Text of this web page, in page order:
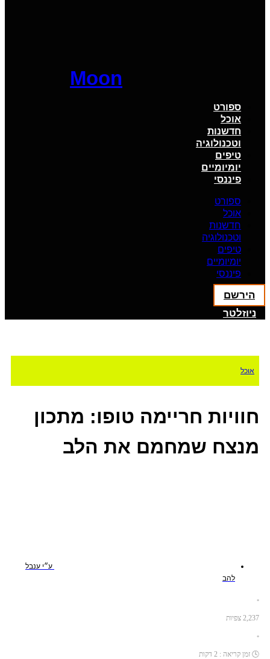
Moon
ספורט
אוכל
חדשנות
וטכנולוגיה
טיפים
יומיומיים
פיננסי
ספורט
אוכל
חדשנות
וטכנולוגיה
טיפים
יומיומיים
פיננסי
הירשם
ניוזלטר
אוכל
חוויות חריימה טופו: מתכון
מנצח שמחמם את הלב
ע״י ענבל
להב
•
2,237 צפיות
•
🕓 זמן קריאה : 2 דקות